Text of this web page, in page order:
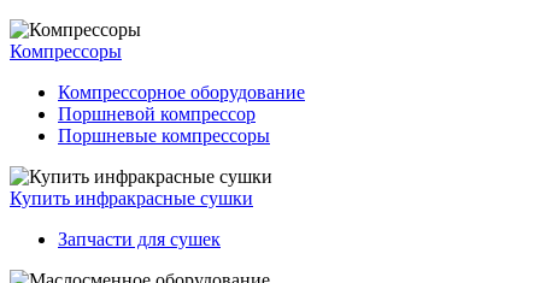
Компрессоры
Компрессорное оборудование
Поршневой компрессор
Поршневые компрессоры
Купить инфракрасные сушки
Запчасти для сушек